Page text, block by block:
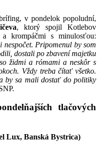
v pondelok popoludní,
, ktorý spojil Kotlebov
a krompáčmi s minulosťou:
nespočet. Pripomenul by som
dostali po zbavení majetku
židmi a rómami a neskôr s
Vždy treba čítať všetko.
by sa mali dostať do politiky
tlačových
Lux, Banská Bystrica)